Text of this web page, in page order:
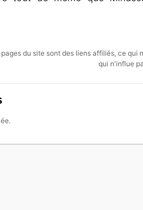
du site sont des liens affiliés, ce
qui n'influe